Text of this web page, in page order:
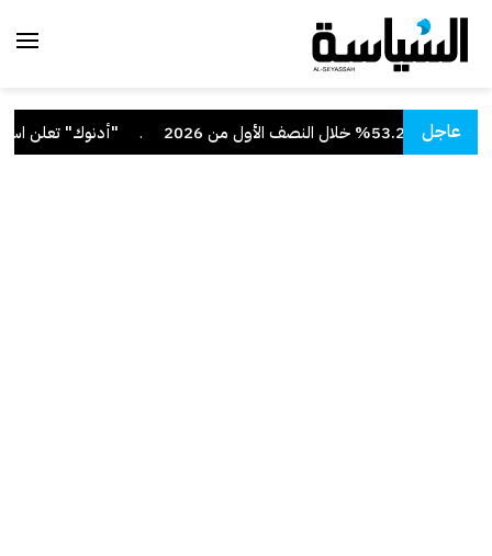
عاجل
الأول من 2026 "أدنوك" تعلن